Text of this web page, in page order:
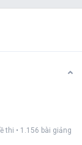
tiết.
)
không giới
thi • 1.156 bài giảng